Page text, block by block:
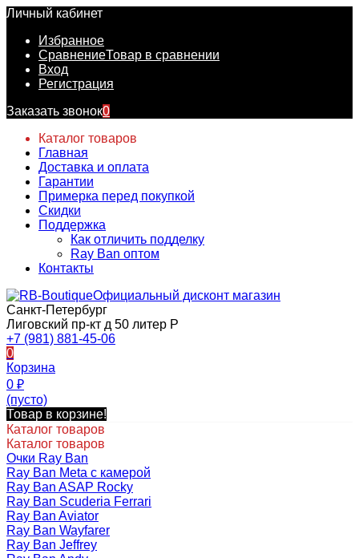
Личный кабинет
Избранное
СравнениеТовар в сравнении
Вход
Регистрация
Заказать звонок0
Каталог товаров
Главная
Доставка и оплата
Гарантии
Примерка перед покупкой
Скидки
Поддержка
Как отличить подделку
Ray Ban оптом
Контакты
Официальный дисконт магазин
Санкт-Петербург
Лиговский пр-кт д 50 литер Р
+7 (981) 881-45-06
0
Корзина
0 ₽
(пусто)
Товар в корзине!
Каталог товаров
Каталог товаров
Очки Ray Ban
Ray Ban Meta с камерой
Ray Ban ASAP Rocky
Ray Ban Scuderia Ferrari
Ray Ban Aviator
Ray Ban Wayfarer
Ray Ban Jeffrey